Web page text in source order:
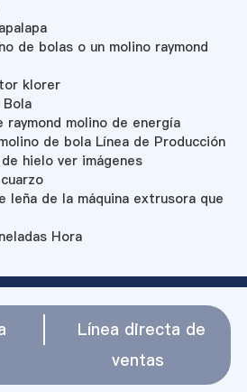
de bolas o un molino raymond
klorer
raymond molino de energía
de bola Línea de Producción
hielo ver imágenes
leña de la máquina extrusora que
Hora
Línea directa de
ventas